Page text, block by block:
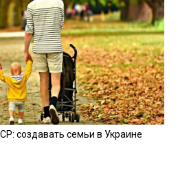
создавать семьи в Украине